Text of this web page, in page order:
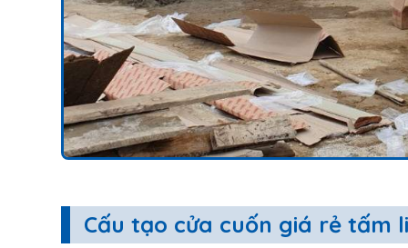
Cấu tạo cửa cuốn giá rẻ tấm